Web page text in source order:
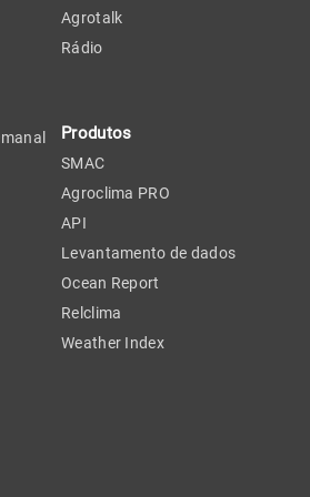
Agrotalk
Rádio
Produtos
SMAC
Agroclima PRO
API
Levantamento de dados
Ocean Report
Relclima
Weather Index